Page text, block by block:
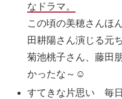
なドラマ。
この頃の美穂さんほ
田耕陽さん演じる元
菊池桃子さん、藤田
かったな～☺️
すてきな片思い 毎